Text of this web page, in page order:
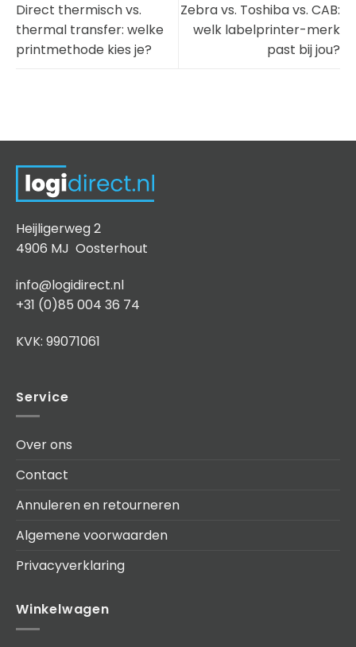
Direct thermisch vs.
thermal transfer: welke
printmethode kies je?
Zebra vs. Toshiba vs. CAB:
welk labelprinter-merk
past bij jou?
Heijligerweg 2
4906 MJ Oosterhout
info@logidirect.nl
+31 (0)85 004 36 74
KVK: 99071061
Service
Over ons
Contact
Annuleren en retourneren
Algemene voorwaarden
Privacyverklaring
Winkelwagen